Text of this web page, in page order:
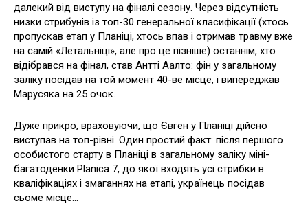
далекий від виступу на фіналі сезону. Через відсутність
низки стрибунів із топ-30 генеральної класифікації (хтось
пропускав етап у Планіці, хтось впав і отримав травму вже
на самій «Летальніці», але про це пізніше) останнім, хто
відібрався на фінал, став Антті Аалто: фін у загальному
заліку посідав на той момент 40-ве місце, і випереджав
Марусяка на 25 очок.
Дуже прикро, враховуючи, що Євген у Планіці дійсно
виступав на топ-рівні. Один простий факт: після першого
особистого старту в Планіці в загальному заліку міні-
багатоденки Planica 7, до якої входять усі стрибки в
кваліфікаціях і змаганнях на етапі, українець посідав
сьоме місце…